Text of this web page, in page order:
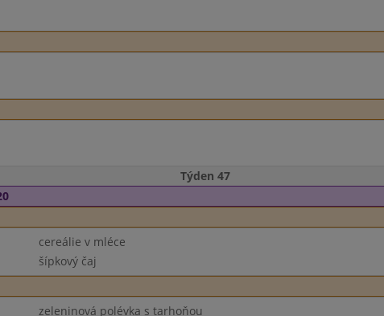
Týden 47
cereálie v mléce
šípkový čaj
zeleninová polévka s tarhoňou